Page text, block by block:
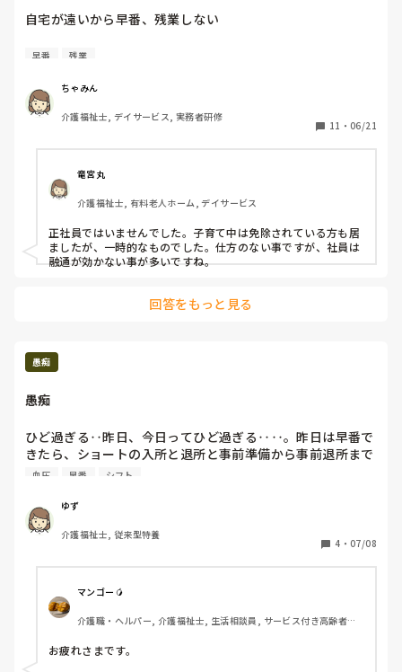
介護、医療の仕事は大変ですが
好きです。
続けていきたいと思っていて
自宅が遠いから早番、残業しない
って社員さんいますか？
早番 残業
ちゃみん
介護福祉士, デイサービス, 実務者研修
11 ・ 06/21
竜宮丸
介護福祉士, 有料老人ホーム, デイサービス
正社員ではいませんでした。子育て中は免除されている方も居
ましたが、一時的なものでした。仕方のない事ですが、社員は
融通が効かない事が多いですね。
回答をもっと見る
愚痴
愚痴
ひど過ぎる‥昨日、今日ってひど過ぎる‥‥。昨日は早番で
きたら、ショートの入所と退所と事前準備から事前退所まで
全部自分にふられており、尚且つ人がいない。
ると、同じ学校の卒業生‥お前、全部一人でお願いしますね
って投げられたら、どうだ？？できんの？？と愚痴
今日は車酔いで嘔吐されパートさんにナースに報告してほし
いと言われ報告し血圧測定しますねって一声かけたらハイと
いわれ血圧測定後ナースにも報告したら「測らなくてよくな
い?だって原因わかるでしょ?車酔いでしょ?何で測った?そも
そも測る前に私に聞いてから測るか測らないか確認してよ」
ろ。
血圧 早番 シフト
ゆず
介護福祉士, 従来型特養
4 ・ 07/08
マンゴー🥭
介護職・ヘルパー, 介護福祉士, 生活相談員, サービス付き高齢者向
務, 送迎ドライバー, 初任者研修, 実務者研修
お疲れさまです。